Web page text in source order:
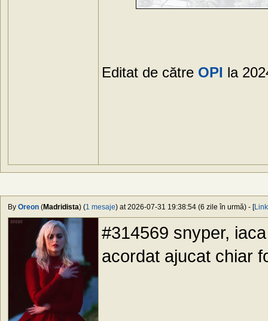
Editat de către OPI la
By Oreon (Madridista) (1 mesaje) at 2026-07-31 19:38:54 (6 zile în urmă) - [Link
#314569 snyper,
acordat ajucat chiar